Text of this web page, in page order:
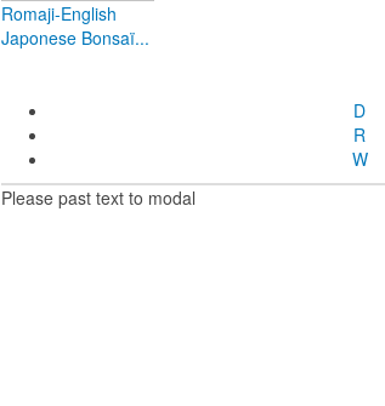
Romaji-English
Japonese Bonsaï...
D
R
W
Please past text to modal